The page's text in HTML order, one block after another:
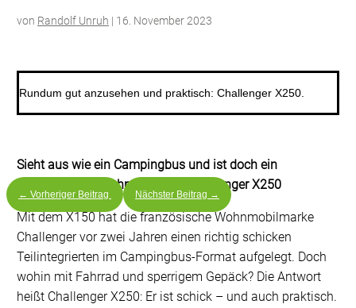
von Randolf Unruh | 16. November 2023
Rundum gut anzusehen und praktisch: Challenger X250.
Sieht aus wie ein Campingbus und ist doch ein
teilintegriertes Wohnmobil: der Challenger X250
Mit dem X150 hat die französische Wohnmobilmarke
Challenger vor zwei Jahren einen richtig schicken
Teilintegrierten im Campingbus-Format aufgelegt. Doch
wohin mit Fahrrad und sperrigem Gepäck? Die Antwort
heißt Challenger X250: Er ist schick – und auch praktisch.
← Vorheriger Beitrag Nächster Beitrag →